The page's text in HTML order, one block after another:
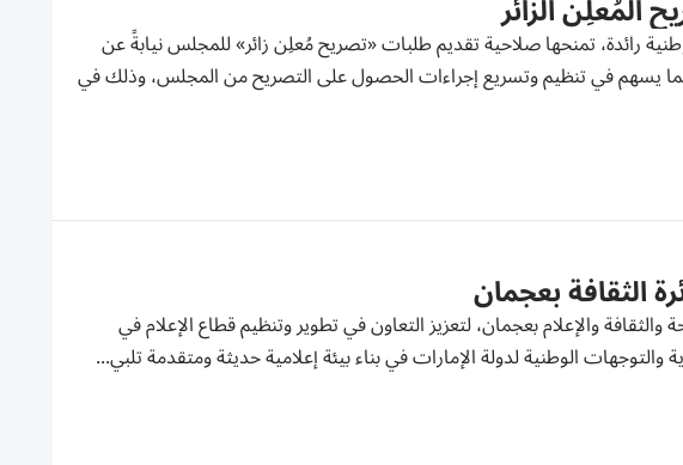
تفاهم مع شركات وطنية رائدة، تمنحها صلاحية تقديم طلبات «تصريح مُعلِن زائر» للمجلس نيابةً عن
بما يسهم في تنظيم وتسريع إجراءات الحصول على التصريح من المجلس، وذلك في
الثقافة بعجمان
والإعلام بعجمان، لتعزيز التعاون في تطوير وتنظيم قطاع الإعلام في
والتوجهات الوطنية لدولة الإمارات في بناء بيئة إعلامية حديثة ومتقدمة تلبي...